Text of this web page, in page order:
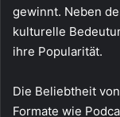
gewinnt. Neben
kulturelle
ihre Popularität.
Die Beliebtheit
Formate wie